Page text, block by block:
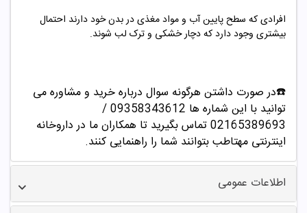
افرادی که سطح پایین آب و مواد مغذی در بدن خود دارند احتمال
بیشتری وجود دارد که دچار خشکی و ترک لب شوند.
☎️در صورت داشتن هرگونه سوال درباره خرید و مشاوره می
توانید با این شماره ها 09358343612 /
02165389693تماس بگیرید تا همکاران ما در داروخانه
اینترنتی مهتاطب بتوانند شما را راهنمایی کنند.
اطلاعات عمومی